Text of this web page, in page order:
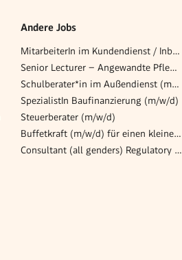
Andere Jobs
MitarbeiterIn im Kundendienst / Inbound Callcenter (m/w/d)
Senior Lecturer – Angewandte Pflegewissenschaft mit Schwerpunkt Forschungscoaching
Schulberater*in im Außendienst (m/w/d)
SpezialistIn Baufinanzierung (m/w/d)
Steuerberater (m/w/d)
Buffetkraft (m/w/d) für einen kleinen Betrieb
Consultant (all genders) Regulatory & Compliance mit Schwerpunkt ESG